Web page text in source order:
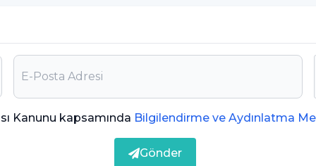
yardımcıdır.
Kanunu kapsamında Bilgilendirme ve Aydınlatma
Gönder